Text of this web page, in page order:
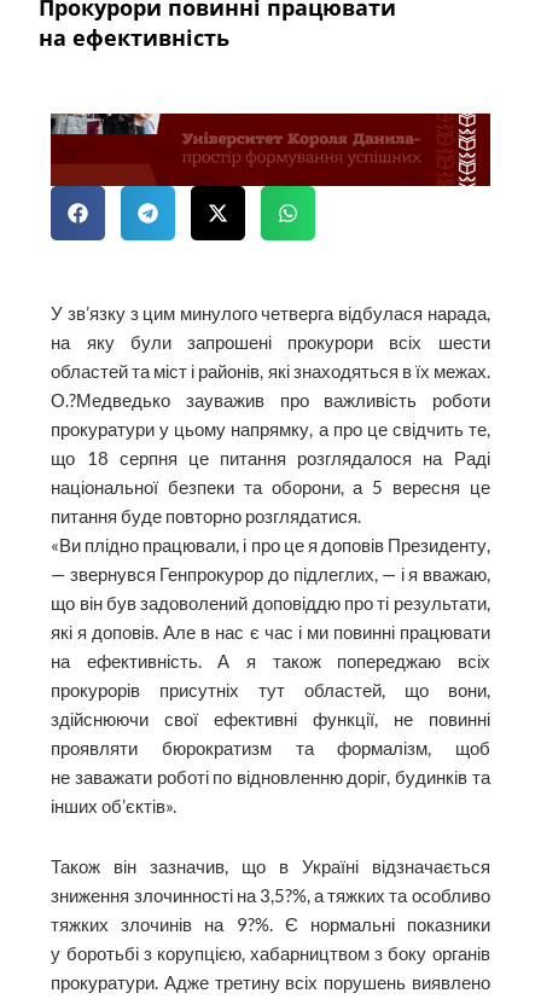
Прокурори повинні працювати
на ефективність
У зв’язку з цим минулого че­тверга відбулася нарада,
на яку були запрошені прокурори всіх шести
областей та міст і районів, які знаходяться в їх межах.
О.?Медведько зауважив про важливість роботи
прокуратури у цьому напрямку, а про це свідчить те,
що 18 серпня це питання розглядалося на Раді
національної безпеки та оборони, а 5 вересня це
питання буде повторно розглядатися.
«Ви плідно працювали, і про це я доповів Президенту,
— звернувся Генпрокурор до підлеглих, — і я вважаю,
що він був задоволений доповіддю про ті результати,
які я доповів. Але в нас є час і ми повинні прац­ювати
на ефективність. А я також попереджаю всіх
прокурорів присутніх тут областей, що вони,
здійснюючи свої ефективні функції, не повинні
проявляти бюрократизм та формалізм, щоб
не заважати роботі по відновленню доріг, будинків та
інших об’єктів».
Також він зазначив, що в Україні відзначається
зниження злочинності на 3,5?%, а тяжких та особливо
тяжких злочинів на 9?%. Є нормальні показники
у боротьбі з корупцією, хабарництвом з боку органів
прокуратури. Адже третину всіх порушень виявлено